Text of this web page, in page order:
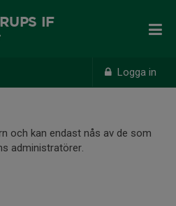
Logga in
IF
och kan endast nås av de som
administratörer.